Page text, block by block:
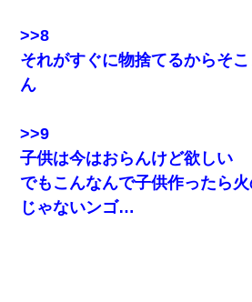
と・・・
【画像】女上司(30)「終電なくなったね
きます！」
【衝撃】嫁父の会社に勤続１０年、手取
らえる会社から誘われた。転職したい」
「離婚！（激怒」
新築の家で。クラクラするくらいの「白
>>8
それがすぐに物捨てるからそ
ん
>>9
子供は今はおらんけど欲しい
でもこんなんで子供作ったら
じゃないンゴ…